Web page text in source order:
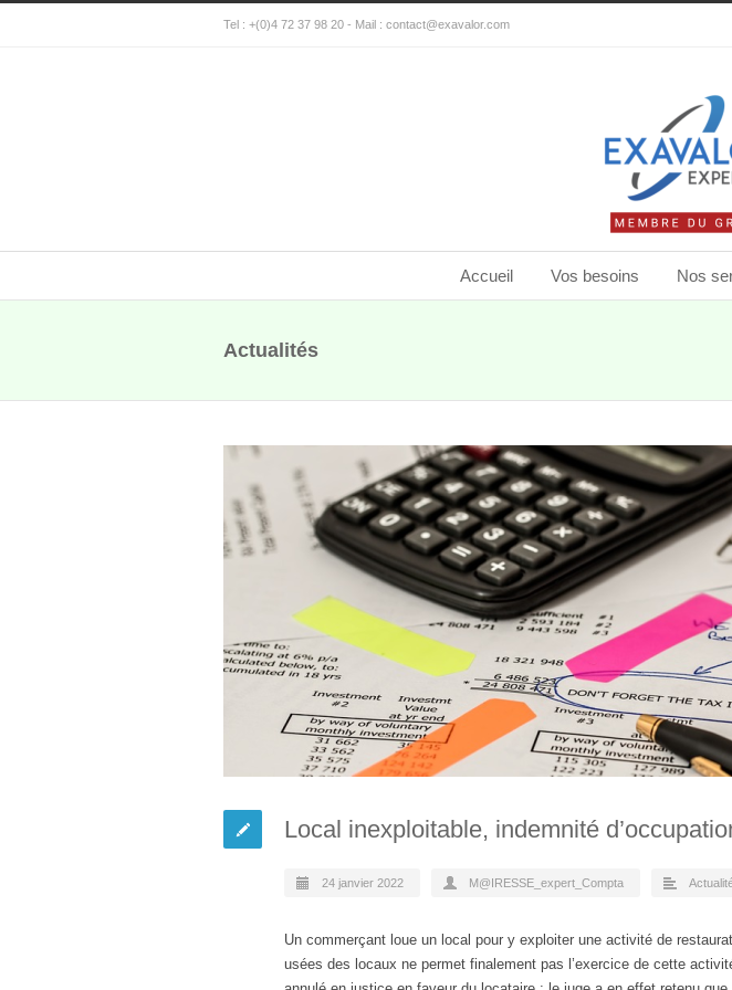
Tel : +(0)4 72 37 98 20 - Mail : contact@exavalor.com
Accueil Vos besoins Nos
Actualités
Local inexploitable, indemnité
24 janvier 2022 M@IRESSE_expert_Compta
Un commerçant loue un local pour y exploiter une activité de
usées des locaux ne permet finalement pas l’exercice de cette